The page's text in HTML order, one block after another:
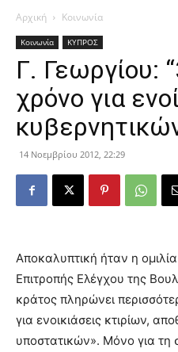
Αρχική Κοινωνία
Κοινωνία ΚΥΠΡΟΣ
Γ. Γεωργίου:
χρόνο για
14 Νοεμβρίου 2012, 22:29
Αποκαλυπτική ήταν η
Επιτροπής Ελέγχου της
κράτος πληρώνει
για ενοικιάσεις κτιρίων,
υποστατικών». Μόνο για τη